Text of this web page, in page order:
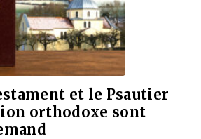
et le Psautier
orthodoxe sont